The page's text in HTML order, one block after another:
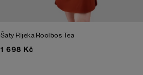
Šaty Rijeka Rooibos Tea
1 698 Kč